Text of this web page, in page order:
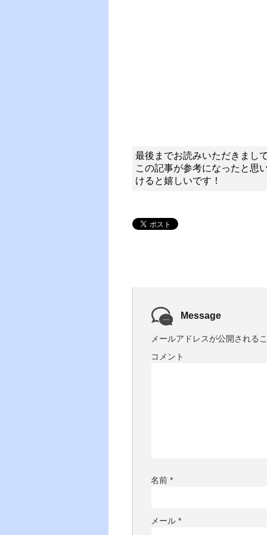
最後までお読みいただきまし
この記事が参考になったと思
けると嬉しいです！
Message
メールアドレスが公開される
コメント
名前 *
メール *